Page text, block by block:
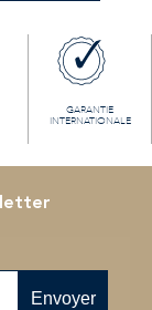
GARANTIE
INTERNATIONALE
Envoyer